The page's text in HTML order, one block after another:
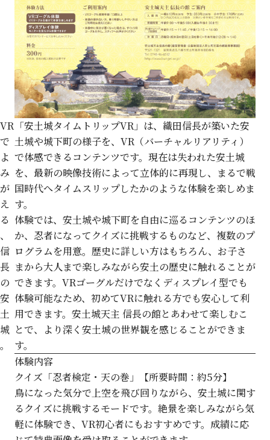
VR
で
よ
み
が
え
る
、
信
長
の
安
土
城
。
「安土城タイムトリップVR」は、織田信長が築いた安
土城や城下町の様子を、VR（バーチャルリアリティ）
で体感できるコンテンツです。現在は失われた安土城
を、最新の映像技術によって立体的に再現し、まるで戦
国時代へタイムスリップしたかのような体験を楽しめま
す。
体験では、安土城や城下町を自由に巡るコンテンツのほ
か、忍者になってクイズに挑戦するものなど、複数のプ
ログラムを用意。歴史に詳しい方はもちろん、お子さ
まから大人まで楽しみながら安土の歴史に触れることが
できます。VRゴーグルだけでなくディスプレイ型でも
体験可能なため、初めてVRに触れる方でも安心して利
用できます。安土城天主 信長の館とあわせて楽しむこ
とで、より深く安土城の世界観を感じることができま
す。
体験内容
クイズ「忍者検定・天の巻」【所要時間：約5分】
鳥になった気分で上空を飛び回りながら、安土城に関す
るクイズに挑戦するモードです。絶景を楽しみながら気
軽に体験でき、VR初心者にもおすすめです。成績に応